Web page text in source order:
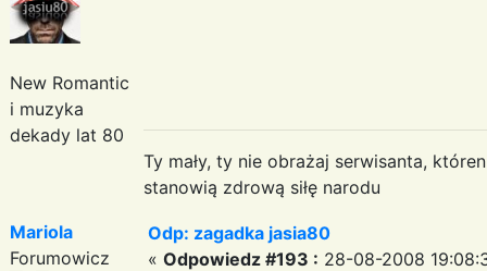
New Romantic
i muzyka
dekady lat 80
Ty mały, ty nie obrażaj serwisanta,
stanowią zdrową siłę narodu
Mariola
Forumowicz
Odp: zagadka jasia80
« Odpowiedz #193 : 28-08-2008